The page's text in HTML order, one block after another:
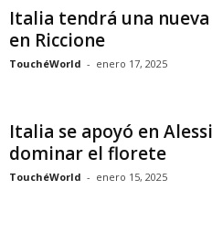
Italia tendrá una nueva
en Riccione
TouchéWorld - enero 17, 2025
Italia se apoyó en
dominar el florete
TouchéWorld - enero 15, 2025